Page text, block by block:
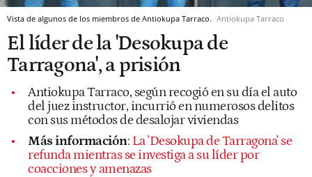
Vista de algunos de los miembros de Antiokupa Tarraco. Antiokupa Tarraco
El líder de la 'Desokupa de
Tarragona', a prisión
Antiokupa Tarraco, según recogió en su día el auto
del juez instructor, incurrió en numerosos delitos
con sus métodos de desalojar viviendas
Más información: La 'Desokupa de Tarragona' se
refunda mientras se investiga a su líder por
coacciones y amenazas